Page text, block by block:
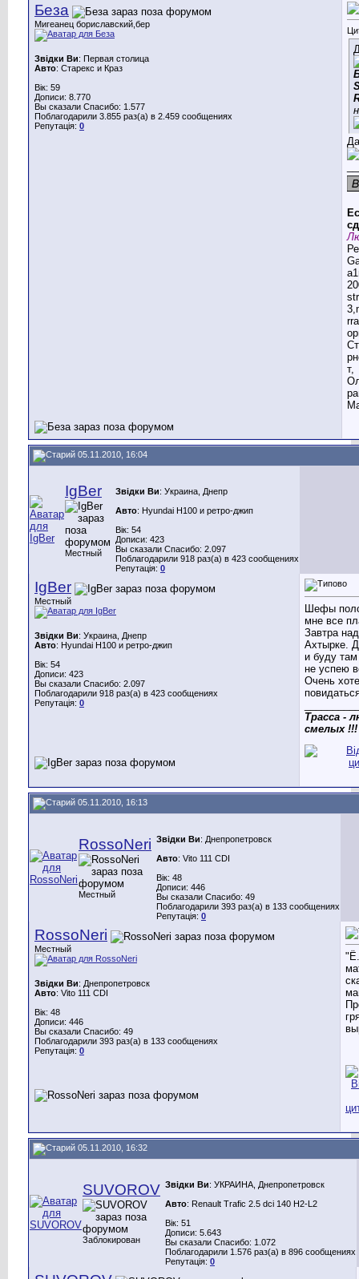
Беза
Мигеанец бориславский,бер
Звідки Ви: Первая столица
Авто: Старекс и Краз
Вік: 59
Дописи: 8.770
Вы сказали Спасибо: 1.577
Поблагодарили 3.855 раз(а) в 2.459 сообщениях
Репутація: 0
т,
05.11.2010, 16:04
IgBer
Местный
Звідки Ви: Украина, Днепр
Авто: Hyundai H100 и ретро-джип
Вік: 54
Дописи: 423
Вы сказали Спасибо: 2.097
Поблагодарили 918 раз(а) в 423 сообщениях
Репутація: 0
IgBer
Местный
Звідки Ви: Украина, Днепр
Авто: Hyundai H100 и ретро-джип
Вік: 54
Дописи: 423
Вы сказали Спасибо: 2.097
Поблагодарили 918 раз(а) в 423 сообщениях
Репутація: 0
Шефы
мне все
Завтра
Ахтырке.
и буду
не успею
Очень
Трасса -
смелых !!!
05.11.2010, 16:13
RossoNeri
Местный
Звідки Ви: Днепропетровск
Авто: Vito 111 CDI
Вік: 48
Дописи: 446
Вы сказали Спасибо: 49
Поблагодарили 393 раз(а) в 133 сообщениях
Репутація: 0
RossoNeri
Местный
Звідки Ви: Днепропетровск
Авто: Vito 111 CDI
Вік: 48
Дописи: 446
Вы сказали Спасибо: 49
Поблагодарили 393 раз(а) в 133 сообщениях
Репутація: 0
05.11.2010, 16:32
SUVOROV
Заблокирован
Звідки Ви: УКРАИНА, Днепропетровск
Авто: Renault Trafic 2.5 dci 140 H2-L2
Вік: 51
Дописи: 5.643
Вы сказали Спасибо: 1.072
Поблагодарили 1.576 раз(а) в 896 сообщениях
Репутація: 0